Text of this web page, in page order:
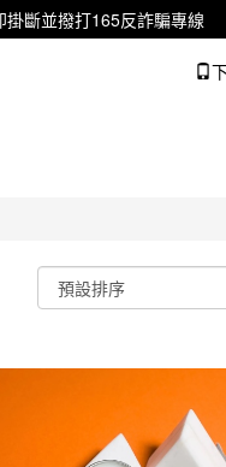
斷並撥打165反詐騙專線